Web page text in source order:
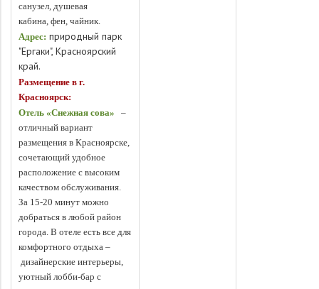
санузел, душевая
кабина, фен, чайник.
Адрес: природный парк
"Ергаки", Красноярский
край.
Размещение в г.
Красноярск:
Отель «Снежная сова»
–
отличный вариант
размещения в Красноярске,
сочетающий удобное
расположение с высоким
качеством обслуживания.
За 15-20 минут можно
добраться в любой район
города. В отеле есть все для
комфортного отдыха –
дизайнерские интерьеры,
уютный лобби-бар с